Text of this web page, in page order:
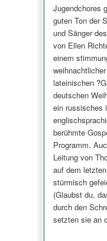
Jugendchores
guten Ton der
und Sänger
von Ellen
einem
lateinischen
deutschen
ein russisches
berühmte
Programm.
Leitung von
auf dem
stürmisch
(Glaubst du,
durch den
setzten sie an